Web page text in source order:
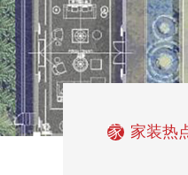
家 家装热